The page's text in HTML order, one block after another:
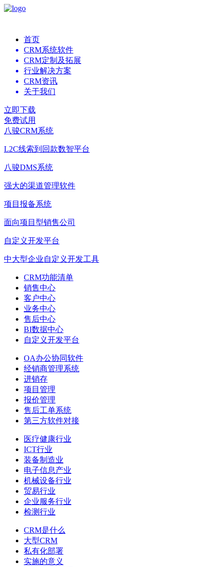
首页
CRM系统软件
CRM定制及拓展
行业解决方案
CRM资讯
关于我们
立即下载
免费试用
八骏CRM系统
L2C线索到回款数智平台
八骏DMS系统
强大的渠道管理软件
项目报备系统
面向项目型销售公司
自定义开发平台
中大型企业自定义开发工具
CRM功能清单
销售中心
客户中心
业务中心
售后中心
BI数据中心
自定义开发平台
OA办公协同软件
经销商管理系统
进销存
项目管理
报价管理
售后工单系统
第三方软件对接
医疗健康行业
ICT行业
装备制造业
电子信息产业
机械设备行业
贸易行业
企业服务行业
检测行业
CRM是什么
大型CRM
私有化部署
实施的意义